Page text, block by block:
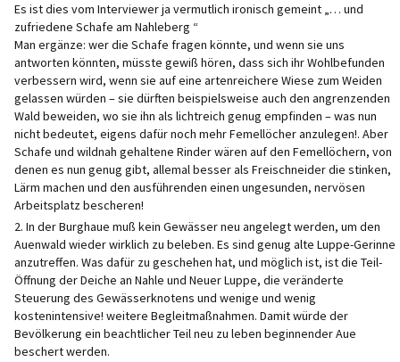
Es ist dies vom Interviewer ja vermutlich ironisch gemeint „… und
zufriedene Schafe am Nahleberg “
​Man ergänze: wer die Schafe fragen könnte, und wenn sie uns
antworten könnten, ​müsste gewiß hören, dass sich ihr Wohlbefunden
verbessern wird, wenn sie auf eine artenreichere Wiese zum Weiden
gelassen würden – sie dürften beispielsweise auch den angrenzenden
Wald beweiden, wo sie ihn als lichtreich genug empfinden – was nun
nicht bedeutet, eigens dafür noch mehr Femellöcher anzulegen!. Aber
Schafe und wildnah gehaltene Rinder wären auf den Femellöchern, von
denen es nun genug gibt, allemal besser als Freischneider die stinken,
Lärm machen und den ausführenden einen ungesunden, nervösen
Arbeitsplatz bescheren!
2. In der Burghaue muß kein Gewässer neu angelegt werden, um den
Auenwald wieder wirklich zu beleben. Es sind genug alte Luppe-Gerinne
anzutreffen. Was dafür zu geschehen hat, und möglich ist, ist die Teil-
Öffnung der Deiche an Nahle und Neuer Luppe, die veränderte
Steuerung des Gewässerknotens und wenige und wenig
kostenintensive! weitere Begleitmaßnahmen. Damit würde der
Bevölkerung ein beachtlicher Teil neu zu leben beginnender Aue
beschert werden.